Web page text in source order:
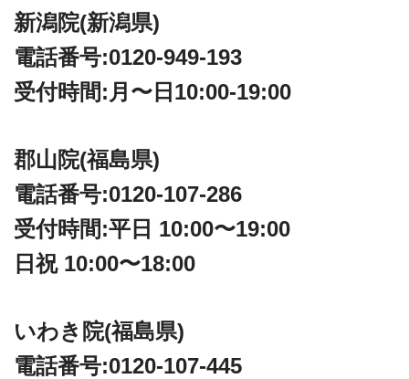
新潟院(新潟県)
電話番号:0120-949-193
受付時間:月〜日10:00-19:00
郡山院(福島県)
電話番号:0120-107-286
受付時間:平日 10:00〜19:00
日祝 10:00〜18:00
いわき院(福島県)
電話番号:0120-107-445